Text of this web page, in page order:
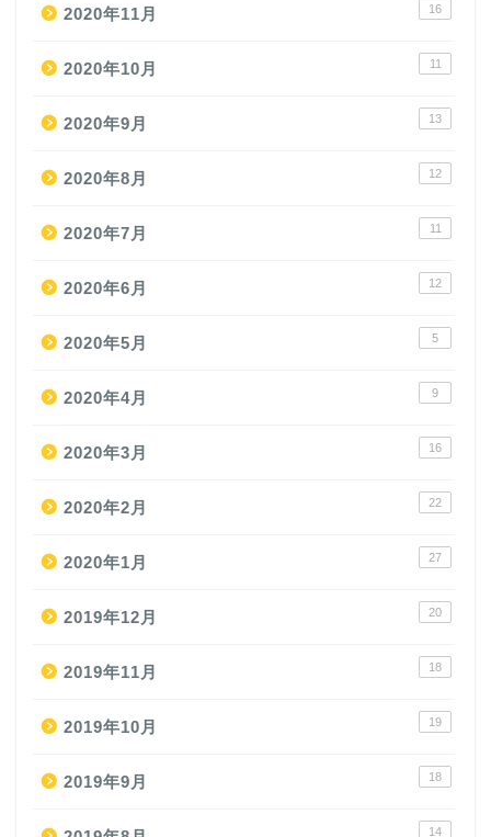
2020年11月 16
2020年10月 11
2020年9月 13
2020年8月 12
2020年7月 11
2020年6月 12
2020年5月 5
2020年4月 9
2020年3月 16
2020年2月 22
2020年1月 27
2019年12月 20
2019年11月 18
2019年10月 19
2019年9月 18
14